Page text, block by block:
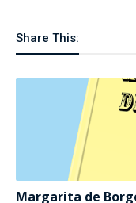
Share This:
Margarita de